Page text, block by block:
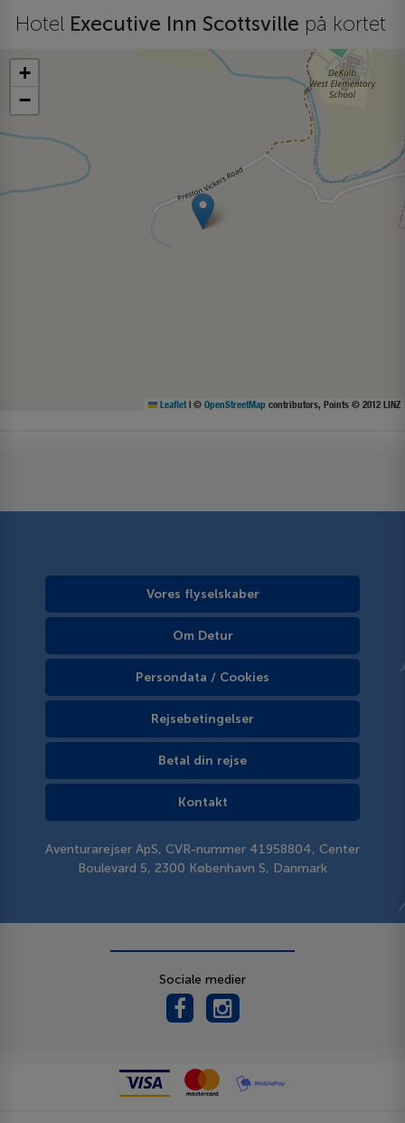
Hotel Executive Inn Scottsville på kortet
+
−
Leaflet | © OpenStreetMap contributors, Points © 2012 LINZ
Vores flyselskaber
Om Detur
Persondata / Cookies
Rejsebetingelser
Betal din rejse
Kontakt
Aventurarejser ApS, CVR-nummer 41958804, Center
Boulevard 5, 2300 København S, Danmark
Sociale medier